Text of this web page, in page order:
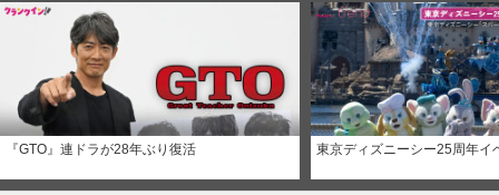
『GTO』連ドラが28年ぶり復活 東京ディズニーシー25周年イ